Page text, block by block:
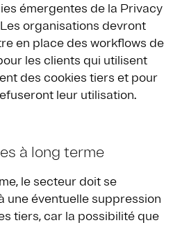
émergentes de la Privacy
organisations devront
en place des workflows de
les clients qui utilisent
des cookies tiers et pour
leur utilisation.
à long terme
le secteur doit se
une éventuelle suppression
tiers, car la possibilité que